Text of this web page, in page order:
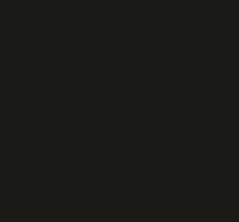
do que era o jogo. Deixou o lado
não sabia para onde ir, esse time tem
ataque. A do Botafogo fica